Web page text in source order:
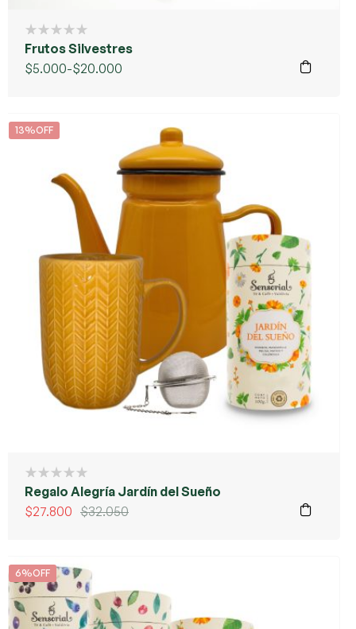
Frutos Silvestres
$5.000-$20.000
13%OFF
Regalo Alegría Jardín del Sueño
$32.050
$27.800
6%OFF